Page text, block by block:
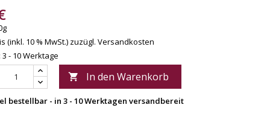
(inkl. 10 % MwSt.) zuzügl. Versandkosten
- 10 Werktage
 In den Warenkorb
bestellbar - in 3 - 10 Werktagen versandbereit